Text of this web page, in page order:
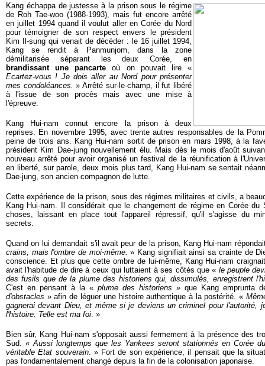
Kang échappa de justesse à la prison sous le régime
de Roh Tae-woo (1988-1993), mais fut encore arrêté
en juillet 1994 quand il voulut aller en Corée du Nord
pour témoigner de son respect envers le président
Kim Il-sung qui venait de décéder : le 16 juillet 1994,
Kang se rendit à Panmunjom, dans la zone
démilitarisée séparant les deux Corée, en
brandissant une pancarte où on pouvait lire «
Ecartez-vous ! Je dois aller au Nord pour présenter
mes condoléances. » Arrêté sur-le-champ, il fut libéré
à l'issue de son procès mais avec une mise à
l'épreuve.
Kang Hui-nam connut encore la prison à deux
reprises. En novembre 1995, avec trente autres responsables de la
peine de trois ans. Kang Hui-nam sortit de prison en mars 1998, à la
président Kim Dae-jung nouvellement élu. Mais dès le mois d'août
nouveau arrêté pour avoir organisé un festival de la réunification à
en liberté, sur parole, deux mois plus tard, Kang Hui-nam se sentait
Dae-jung, son ancien compagnon de lutte.
Cette expérience de la prison, sous des régimes militaires et civils, a
Kang Hui-nam. Il considérait que le changement de régime en Corée du
choses, laissant en place tout l'appareil répressif, qu'il s'agisse du
secrets.
Quand on lui demandait s'il avait peur de la prison, Kang Hui-nam
crains, mais l'ombre de moi-même. » Kang signifiait ainsi sa crainte de
conscience. Et plus que cette ombre de lui-même, Kang Hui-nam
avait l'habitude de dire à ceux qui luttaient à ses côtés que « le peuple
des fusils que de la plume des historiens qui, dissimulés, enregistrent
C'est en pensant à la « plume des historiens » que Kang emprunta
d'obstacles » afin de léguer une histoire authentique à la postérité. «
gagnerai devant Dieu, et même si je deviens un criminel pour l'autorité,
l'histoire. Telle est ma foi . »
Bien sûr, Kang Hui-nam s'opposait aussi fermement à la présence des
Sud. « Aussi longtemps que les Yankees seront stationnés en Corée
véritable Etat souverain. » Fort de son expérience, il pensait que la
pas fondamentalement changé depuis la fin de la colonisation japonaise.